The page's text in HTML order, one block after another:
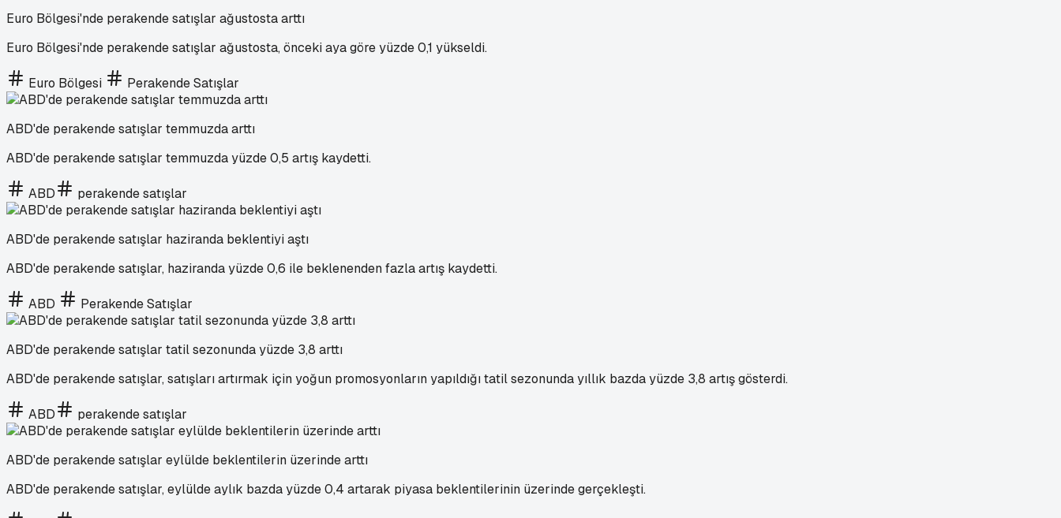
Euro Bölgesi'nde perakende satışlar ağustosta arttı
Euro Bölgesi'nde perakende satışlar ağustosta, önceki aya göre yüzde 0,1 yükseldi.
Euro Bölgesi Perakende Satışlar
ABD'de perakende satışlar temmuzda arttı
ABD'de perakende satışlar temmuzda yüzde 0,5 artış kaydetti.
ABD perakende satışlar
ABD'de perakende satışlar haziranda beklentiyi aştı
ABD'de perakende satışlar, haziranda yüzde 0,6 ile beklenenden fazla artış kaydetti.
ABD Perakende Satışlar
ABD'de perakende satışlar tatil sezonunda yüzde 3,8 arttı
ABD'de perakende satışlar, satışları artırmak için yoğun promosyonların yapıldığı tatil sezonunda yıllık bazda yüzde 3,8 artış gösterdi.
ABD perakende satışlar
ABD'de perakende satışlar eylülde beklentilerin üzerinde arttı
ABD'de perakende satışlar, eylülde aylık bazda yüzde 0,4 artarak piyasa beklentilerinin üzerinde gerçekleşti.